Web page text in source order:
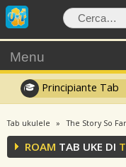
Menu
Principiante Tab
Tab ukulele The Story So Far
ROAM TAB UKE DI